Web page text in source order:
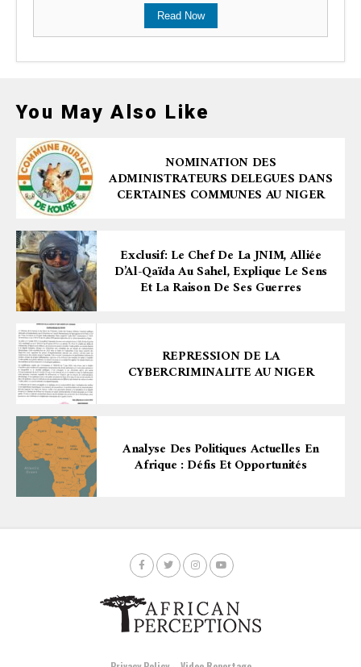
Read Now
You May Also Like
NOMINATION DES
ADMINISTRATEURS DELEGUES DANS
CERTAINES COMMUNES AU NIGER
Exclusif: Le Chef De La JNIM, Alliée
D’Al-Qaïda Au Sahel, Explique Le Sens
Et La Raison De Ses Guerres
REPRESSION DE LA
CYBERCRIMINALITE AU NIGER
Analyse Des Politiques Actuelles En
Afrique : Défis Et Opportunités